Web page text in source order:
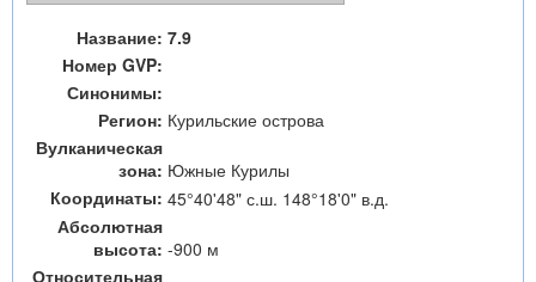
Название: 7.9
Номер GVP:
Синонимы:
Регион: Курильские острова
Вулканическая
зона: Южные Курилы
Координаты: 45°40'48" с.ш. 148°18'0" в.д.
Абсолютная
высота: -900 м
Относительная